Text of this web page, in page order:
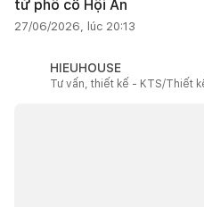
từ phố cổ Hội An
27/06/2026, lúc 20:13
HIEUHOUSE
Tư vấn, thiết kế - KTS/Thiết